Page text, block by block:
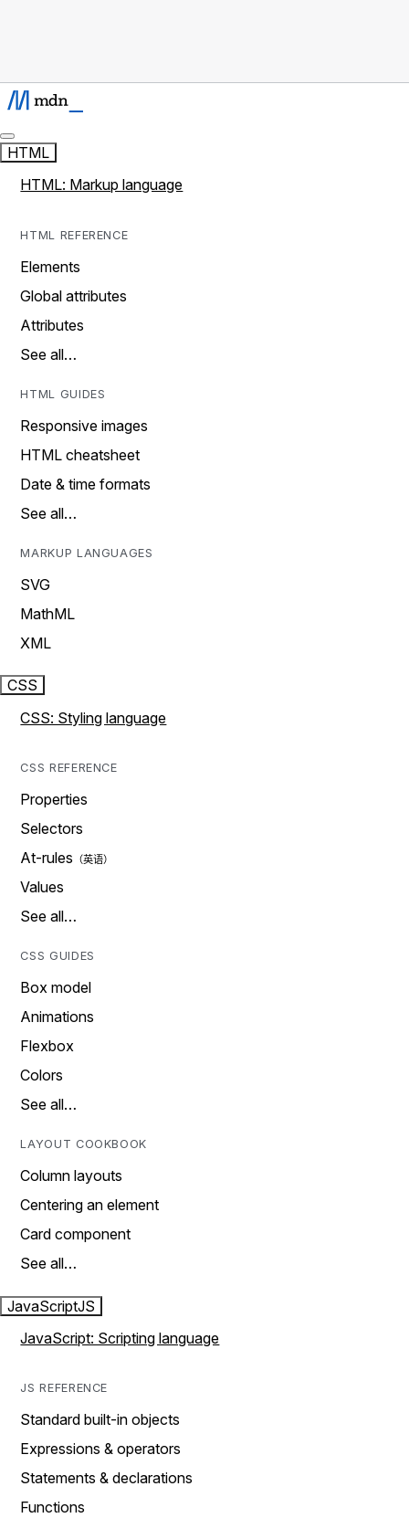
HTML
HTML: Markup language
HTML REFERENCE
Elements
Global attributes
Attributes
See all…
HTML GUIDES
Responsive images
HTML cheatsheet
Date & time formats
See all…
MARKUP LANGUAGES
SVG
MathML
XML
CSS
CSS: Styling language
CSS REFERENCE
Properties
Selectors
At-rules
Values
See all…
CSS GUIDES
Box model
Animations
Flexbox
Colors
See all…
LAYOUT COOKBOOK
Column layouts
Centering an element
Card component
See all…
JavaScriptJS
JavaScript: Scripting language
JS REFERENCE
Standard built-in objects
Expressions & operators
Statements & declarations
Functions